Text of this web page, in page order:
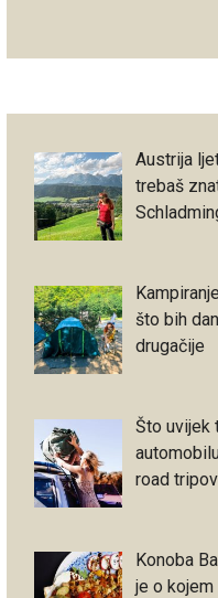
Austrija
trebaš
što bih
drugačije
Što uvijek
road
Konoba
je o